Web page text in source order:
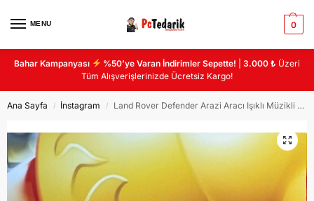
MENU 0
Bahar Kampanyası %50’ye Varan İndirimler Sepette! |3.000 ₺ Üzeri
Tüm Alışverişlerinizde Ücretsiz Kargo!
Ana Sayfa / İnstagram / Land Rover Defender Arazi Aracı Işıklı Müzikli Lüks Jeep Defender Mdoel Araba Sürtmeli 17CM